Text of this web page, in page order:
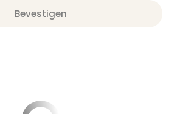
Bevestigen